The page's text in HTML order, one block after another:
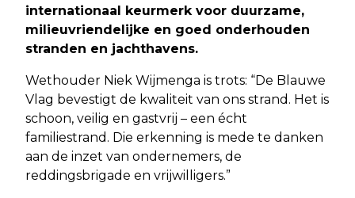
internationaal keurmerk voor duurzame,
milieuvriendelijke en goed onderhouden
stranden en jachthavens.
Wethouder Niek Wijmenga is trots: “De Blauwe
Vlag bevestigt de kwaliteit van ons strand. Het is
schoon, veilig en gastvrij – een écht
familiestrand. Die erkenning is mede te danken
aan de inzet van ondernemers, de
reddingsbrigade en vrijwilligers.”